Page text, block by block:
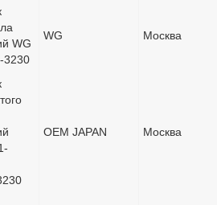
WG
3230
WG Москва
OEM JAPAN Москва